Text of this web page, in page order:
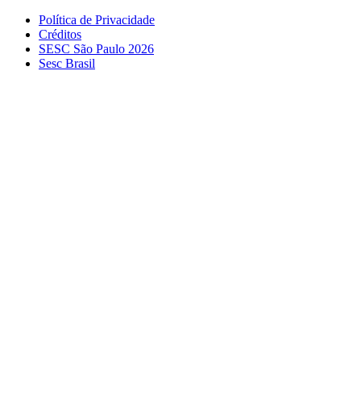
Política de Privacidade
Créditos
SESC São Paulo 2026
Sesc Brasil